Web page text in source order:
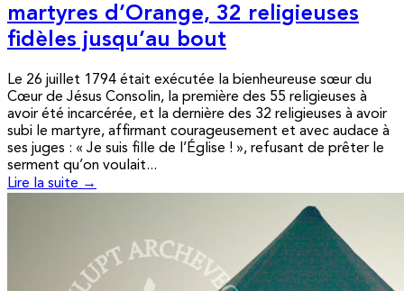
martyres d’Orange, 32 religieuses
fidèles jusqu’au bout
Le 26 juillet 1794 était exécutée la bienheureuse sœur du
Cœur de Jésus Consolin, la première des 55 religieuses à
avoir été incarcérée, et la dernière des 32 religieuses à avoir
subi le martyre, affirmant courageusement et avec audace à
ses juges : « Je suis fille de l’Église ! », refusant de prêter le
serment qu’on voulait...
Lire la suite →